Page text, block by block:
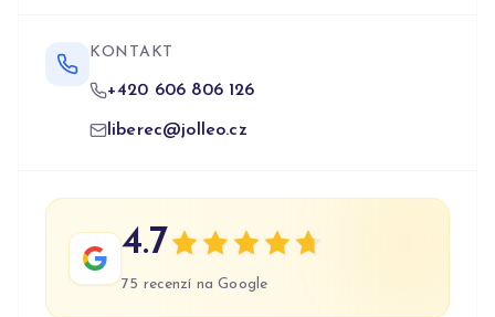
KONTAKT
+420 606 806 126
liberec@jolleo.cz
4.7
75 recenzí na Google